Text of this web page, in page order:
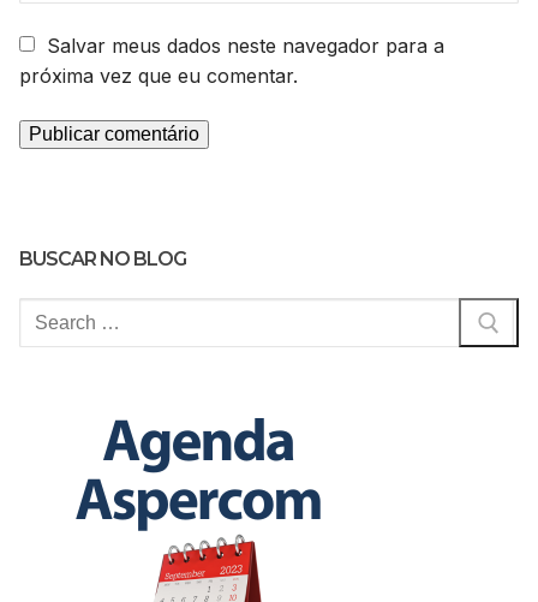
Salvar meus dados neste navegador para a
próxima vez que eu comentar.
BUSCAR NO BLOG
Pesquisar
por: